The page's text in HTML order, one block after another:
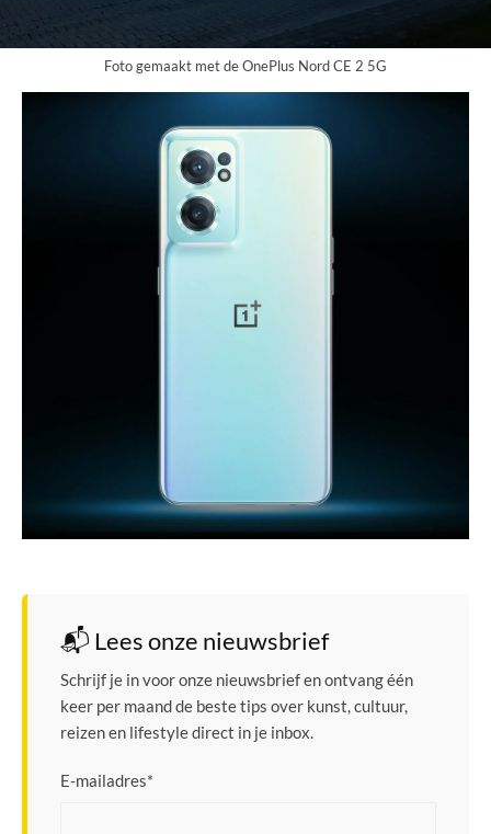
Foto gemaakt met de OnePlus Nord CE 2 5G
📬 Lees onze nieuwsbrief
Schrijf je in voor onze nieuwsbrief en ontvang één
keer per maand de beste tips over kunst, cultuur,
reizen en lifestyle direct in je inbox.
E-mailadres*